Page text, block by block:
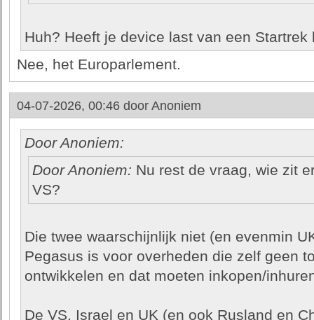
Huh? Heeft je device last van een Startrek
Nee, het Europarlement.
04-07-2026, 00:46 door Anoniem
Door Anoniem:
Door Anoniem: Nu rest de vraag, wie zit
VS?
Die twee waarschijnlijk niet (en evenmin
Pegasus is voor overheden die zelf geen
ontwikkelen en dat moeten inkopen/
De VS, Israel en UK (en ook Rusland en